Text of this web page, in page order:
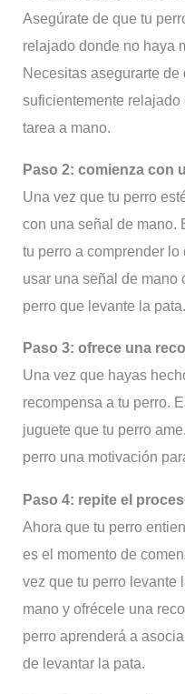
Asegúrate de que tu
relajado donde no haya
Necesitas asegurarte de
suficientemente
tarea a mano.
Paso 2: comienza con
Una vez que tu perro
con una señal de mano.
tu perro a comprender
usar una señal de mano
perro que levante la pata.
Paso 3: ofrece una
Una vez que hayas
recompensa a tu perro.
juguete que tu perro
perro una motivación
Paso 4: repite el
Ahora que tu perro
es el momento de
vez que tu perro levante
mano y ofrécele una
perro aprenderá a
de levantar la pata.